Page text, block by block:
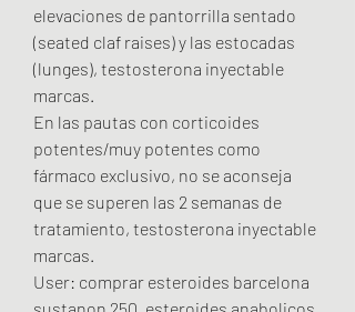
elevaciones de pantorrilla sentado
(seated claf raises) y las estocadas
(lunges), testosterona inyectable
marcas.
En las pautas con corticoides
potentes/muy potentes como
fármaco ex­clusivo, no se aconseja
que se su­peren las 2 semanas de
tratamiento, testosterona inyectable
marcas.
User: comprar esteroides barcelona
sustanon 250, esteroides anabolicos